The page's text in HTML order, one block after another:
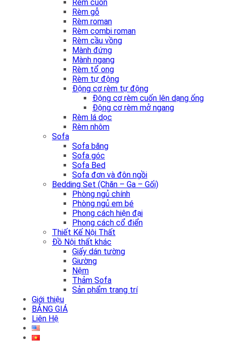
Rèm cuốn
Rèm gỗ
Rèm roman
Rèm combi roman
Rèm cầu vồng
Mành đứng
Mành ngang
Rèm tổ ong
Rèm tự động
Động cơ rèm tự động
Động cơ rèm cuốn lên dạng ống
Động cơ rèm mở ngang
Rèm lá dọc
Rèm nhôm
Sofa
Sofa băng
Sofa góc
Sofa Bed
Sofa đơn và đôn ngồi
Bedding Set (Chăn – Ga – Gối)
Phòng ngủ chính
Phòng ngủ em bé
Phong cách hiện đại
Phong cách cổ điển
Thiết Kế Nội Thất
Đồ Nội thất khác
Giấy dán tường
Giường
Nệm
Thảm Sofa
Sản phẩm trang trí
Giới thiệu
BẢNG GIÁ
Liên Hệ